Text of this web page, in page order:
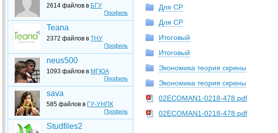
Профиль
2614 файлов в БГУ
Профиль
Teana
2372 файлов в ТНУ
Профиль
neus500
1093 файлов в МГЮА
Профиль
sava
585 файлов в ГУ-УНПК
Studfiles2
Для СР
Для СР
Итоговый
Итоговый
Экономика теория скрины
Экономика теория скрины
02ECOMAN1-0218-478.pdf
02ECOMAN1-0218-478.pdf